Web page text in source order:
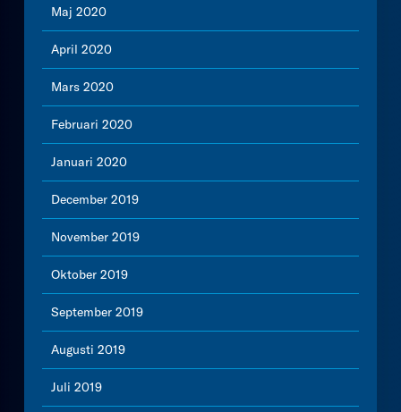
Maj 2020
April 2020
Mars 2020
Februari 2020
Januari 2020
December 2019
November 2019
Oktober 2019
September 2019
Augusti 2019
Juli 2019